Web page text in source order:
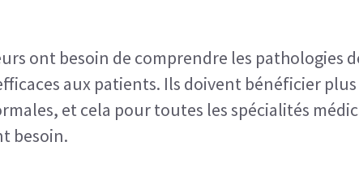
ont besoin de comprendre les pathologies
aux patients. Ils doivent bénéficier plus
et cela pour toutes les spécialités
besoin.